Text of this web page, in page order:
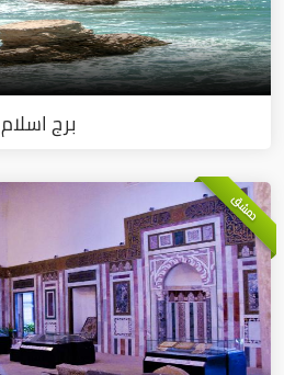
برج اسلام
دمشق